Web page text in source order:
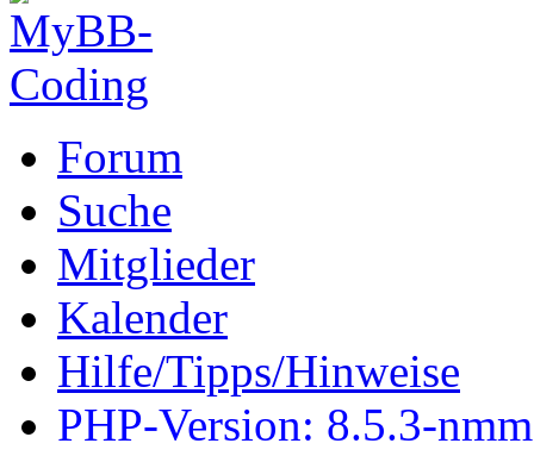
Forum
Suche
Mitglieder
Kalender
Hilfe/Tipps/Hinweise
PHP-Version: 8.5.3-